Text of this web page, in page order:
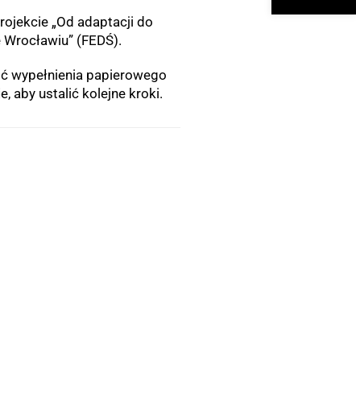
„Od adaptacji do
(FEDŚ).
wypełnienia papierowego
aby ustalić kolejne kroki.